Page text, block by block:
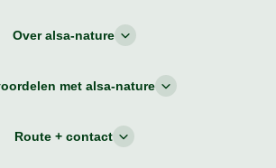
Over alsa-nature
met alsa-nature
Route + contact